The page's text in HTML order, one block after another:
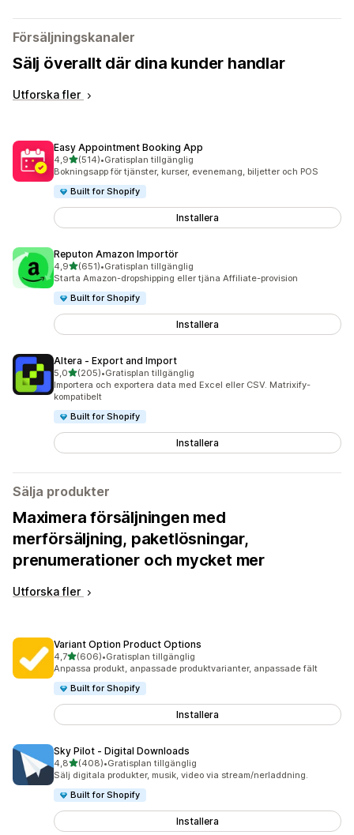
Försäljningskanaler
Sälj överallt där dina kunder handlar
Utforska fler
Easy Appointment Booking App
4,9av 5 stjärnor
(514)
514 recensioner totalt
•Gratisplan tillgänglig
Bokningsapp för tjänster, kurser, evenemang, biljetter och POS
Built for Shopify
Installera
Reputon Amazon Importör
4,9av 5 stjärnor
(651)
651 recensioner totalt
•Gratisplan tillgänglig
Starta Amazon-dropshipping eller tjäna Affiliate-provision
Built for Shopify
Installera
Altera ‑ Export and Import
5,0av 5 stjärnor
(205)
205 recensioner totalt
•Gratisplan tillgänglig
Importera och exportera data med Excel eller CSV. Matrixify-
kompatibelt
Built for Shopify
Installera
Sälja produkter
Maximera försäljningen med
merförsäljning, paketlösningar,
prenumerationer och mycket mer
Utforska fler
Variant Option Product Options
4,7av 5 stjärnor
(606)
606 recensioner totalt
•Gratisplan tillgänglig
Anpassa produkt, anpassade produktvarianter, anpassade fält
Built for Shopify
Installera
Sky Pilot ‑ Digital Downloads
4,8av 5 stjärnor
(408)
408 recensioner totalt
•Gratisplan tillgänglig
Sälj digitala produkter, musik, video via stream/nerladdning.
Built for Shopify
Installera